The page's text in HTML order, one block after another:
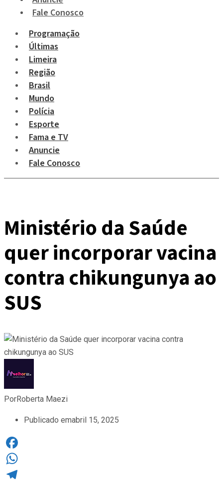
Fale Conosco
Programação
Últimas
Limeira
Região
Brasil
Mundo
Polícia
Esporte
Fama e TV
Anuncie
Fale Conosco
Ministério da Saúde
quer incorporar vacina
contra chikungunya ao
SUS
PorRoberta Maezi
Publicado emabril 15, 2025
Facebook
WhatsApp